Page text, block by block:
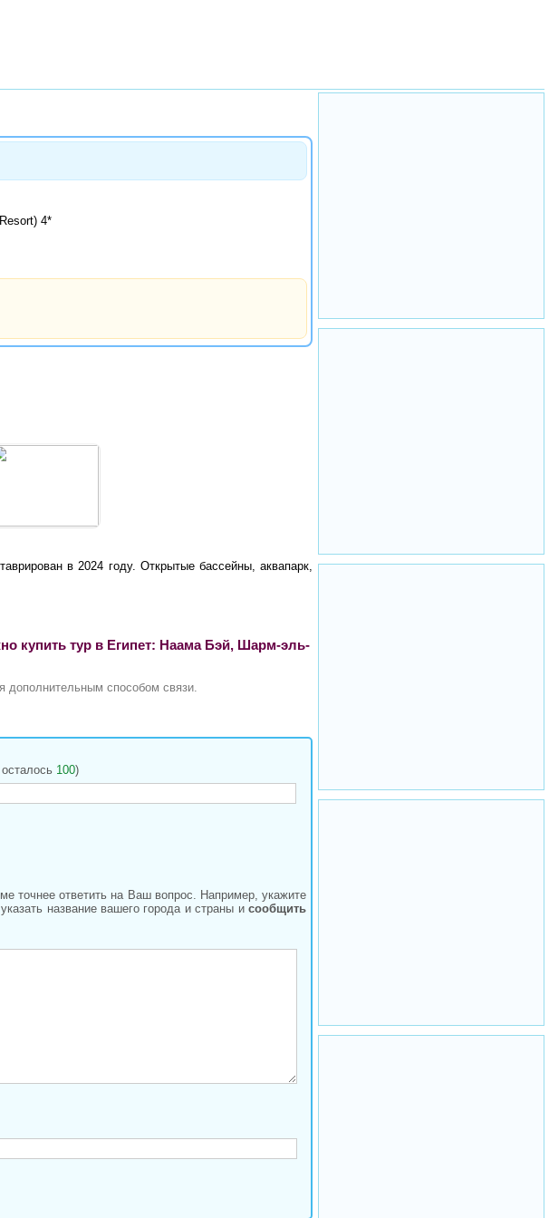
4*
в 2024 году. Открытые бассейны, аквапарк,
купить тур в Египет: Наама Бэй, Шарм-эль-
дополнительным способом связи.
100)
точнее ответить на Ваш вопрос. Например, укажите
название вашего города и страны исообщить